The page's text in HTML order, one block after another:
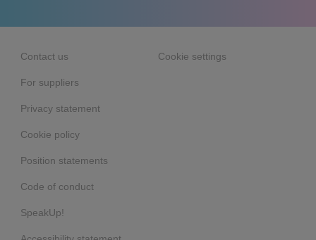
Contact us
For suppliers
Privacy statement
Cookie policy
Position statements
Code of conduct
SpeakUp!
Cookie settings